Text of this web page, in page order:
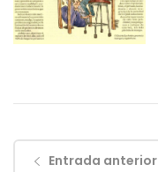
Entrada anterior